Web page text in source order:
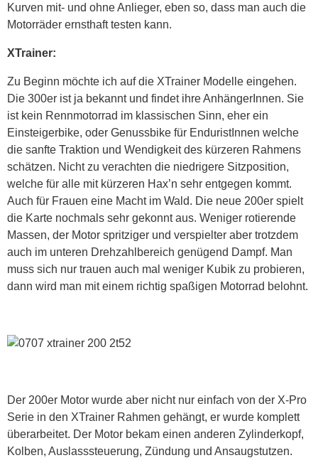
Kurven mit- und ohne Anlieger, eben so, dass man auch die
Motorräder ernsthaft testen kann.
XTrainer:
Zu Beginn möchte ich auf die XTrainer Modelle eingehen.
Die 300er ist ja bekannt und findet ihre AnhängerInnen. Sie
ist kein Rennmotorrad im klassischen Sinn, eher ein
Einsteigerbike, oder Genussbike für EnduristInnen welche
die sanfte Traktion und Wendigkeit des kürzeren Rahmens
schätzen. Nicht zu verachten die niedrigere Sitzposition,
welche für alle mit kürzeren Hax’n sehr entgegen kommt.
Auch für Frauen eine Macht im Wald. Die neue 200er spielt
die Karte nochmals sehr gekonnt aus. Weniger rotierende
Massen, der Motor spritziger und verspielter aber trotzdem
auch im unteren Drehzahlbereich genügend Dampf. Man
muss sich nur trauen auch mal weniger Kubik zu probieren,
dann wird man mit einem richtig spaßigen Motorrad belohnt.
Der 200er Motor wurde aber nicht nur einfach von der X-Pro
Serie in den XTrainer Rahmen gehängt, er wurde komplett
überarbeitet. Der Motor bekam einen anderen Zylinderkopf,
Kolben, Auslasssteuerung, Zündung und Ansaugstutzen.